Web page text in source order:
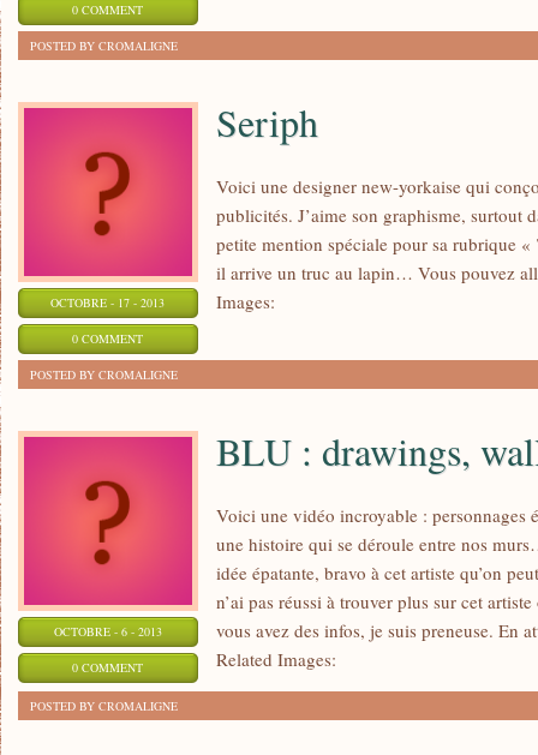
0 COMMENT
POSTED BY CROMALIGNE
OCTOBRE - 17 - 2013
0 COMMENT
Seriph
Voici une designer new-yorkaise qui
publicités. J’aime son graphisme, surtout
petite mention spéciale pour sa rubrique
il arrive un truc au lapin… Vous pouvez
Images:
POSTED BY CROMALIGNE
OCTOBRE - 6 - 2013
0 COMMENT
BLU : drawings,
Voici une vidéo incroyable : personnages
une histoire qui se déroule entre nos
idée épatante, bravo à cet artiste qu’on
n’ai pas réussi à trouver plus sur cet
vous avez des infos, je suis preneuse. En
Related Images:
POSTED BY CROMALIGNE